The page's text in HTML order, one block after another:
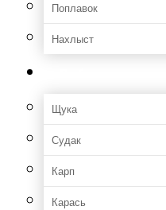
Поплавок
Нахлыст
Щука
Судак
Карп
Карась